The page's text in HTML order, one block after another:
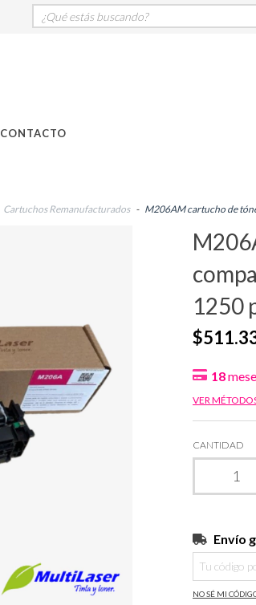
CONTACTO
Cartuchos Remanufacturados - M206AM cartucho de
1250
18
VER
CANTIDAD
Envío gratis
Entregas
Envío
NO SÉ MI